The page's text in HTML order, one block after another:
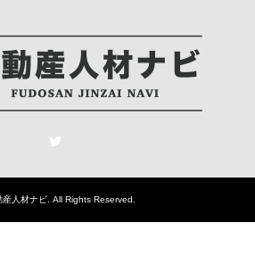
産人材ナビ. All Rights Reserved.